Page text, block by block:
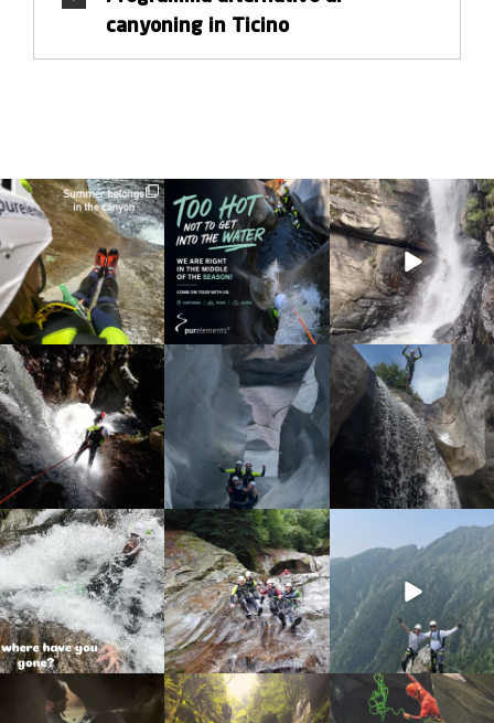
canyoning in Ticino
discover_purelements
Giu 30
23 3
discover_purelements
Giu 28
29 0
discover_purelements
Set 9
31
discover_purelements
Set 4
16 0
discover_purelements
38 0
discover_purelements
Ago 7
20 1
discover_purelements
Lug 31
13 0
discover_purelements
Lug 22
22 0
discover_purelements
Giu 10
discover_purelements
Giu 4
discover_purelements
Giu 2
discover_purelements
Mag 13